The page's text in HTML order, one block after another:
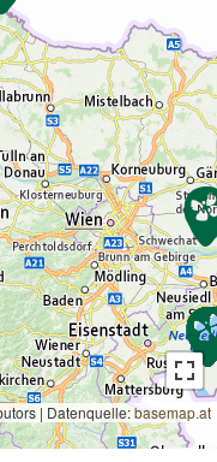
| Datenquelle:basemap.at